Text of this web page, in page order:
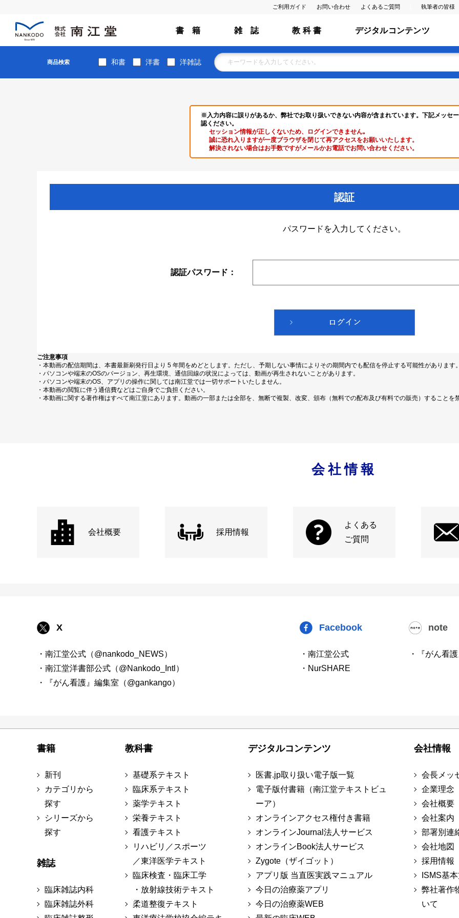
ご利用ガイド お問い合わせ よくあるご質問 執筆者の皆様
書 籍 雑 誌 教 科 書 デジタルコンテンツ
商品検索 和書 洋書 洋雑誌
※入力内容に誤りがあるか、弊社でお取り扱いできない内容が含まれています。下記メッセ
認ください。
セッション情報が正しくないため、ログインできません｡
誠に恐れ入りますが一度ブラウザを閉じて再アクセスをお願いいたします。
解決されない場合はお手数ですがメールかお電話でお問い合わせください。
認証
パスワードを入力してください。
認証パスワード：
ご注意事項
・本動画の配信期間は、本書最新刷発行日より 5 年間をめどとします。ただし、予期しない事情によりその期間内でも配信を停止する可能性があります。
・パソコンや端末のOSのバージョン、再生環境、通信回線の状況によっては、動画が再生されないことがあります。
・パソコンや端末のOS、アプリの操作に関しては南江堂では一切サポートいたしません。
・本動画の閲覧に伴う通信費などはご自身でご負担ください。
・本動画に関する著作権はすべて南江堂にあります。動画の一部または全部を、無断で複製、改変、頒布（無料での配布及び有料での販売）することを
会社情報
会社概要 採用情報
よくある
ご質問
X
・南江堂公式（@nankodo_NEWS）
・南江堂洋書部公式（@Nankodo_Intl）
・『がん看護』編集室（@gankango）
Facebook
・南江堂公式
・NurSHARE
note
・『がん看
書籍
新刊
カテゴリから
探す
シリーズから
探す
雑誌
臨床雑誌内科
臨床雑誌外科
教科書
基礎系テキスト
臨床系テキスト
薬学テキスト
栄養テキスト
看護テキスト
リハビリ／スポーツ
／東洋医学テキスト
臨床検査・臨床工学
・放射線技術テキスト
柔道整復テキスト
デジタルコンテンツ
医書.jp取り扱い電子版一覧
電子版付書籍（南江堂テキストビュ
ーア）
オンラインアクセス権付き書籍
オンラインJournal法人サービス
オンラインBook法人サービス
Zygote（ザイゴット）
アプリ版 当直医実践マニュアル
今日の治療薬アプリ
今日の治療薬WEB
会社情報
会長メッ
企業理念
会社概要
会社案内
部署別連
会社地図
採用情報
ISMS基
弊社著作
いて